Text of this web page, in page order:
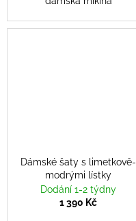
Dámské šaty s limetkově-
modrými lístky
Dodání 1-2 týdny
1 390 Kč